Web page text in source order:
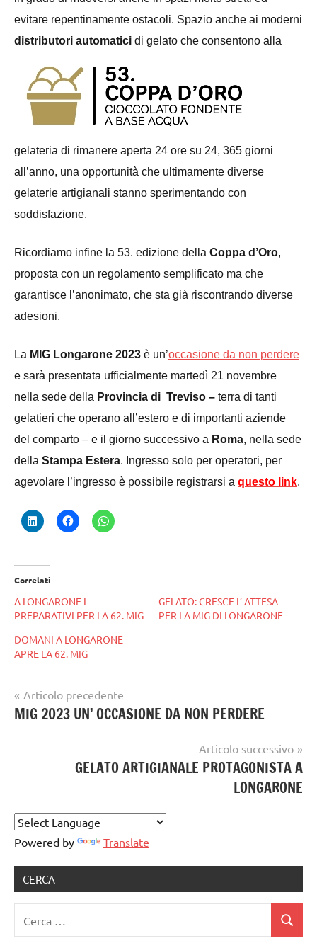
evitare repentinamente ostacoli. Spazio anche ai moderni
distributori automatici di gelato che consentono alla
gelateria di rimanere aperta 24 ore su 24, 365 giorni
all’anno, una opportunità che ultimamente diverse
gelaterie artigianali stanno sperimentando con
soddisfazione.
Ricordiamo infine la 53. edizione della Coppa d’Oro,
proposta con un regolamento semplificato ma che
garantisce l’anonimato, che sta già riscontrando diverse
adesioni.
La MIG Longarone 2023 è un’occasione da non perdere
e sarà presentata ufficialmente martedì 21 novembre
nella sede della Provincia di Treviso – terra di tanti
gelatieri che operano all’estero e di importanti aziende
del comparto – e il giorno successivo a Roma, nella sede
della Stampa Estera. Ingresso solo per operatori, per
agevolare l’ingresso è possibile registrarsi a questo link.
Correlati
A LONGARONE I
PREPARATIVI PER LA 62. MIG
GELATO: CRESCE L’ ATTESA
PER LA MIG DI LONGARONE
DOMANI A LONGARONE
APRE LA 62. MIG
gelatieri,
gelataio
Navigazione
articoli
Articolo precedente
MIG 2023 UN’ OCCASIONE DA NON PERDERE
Articolo successivo
GELATO ARTIGIANALE PROTAGONISTA A
LONGARONE
Powered by Translate
CERCA
per:
Cerca